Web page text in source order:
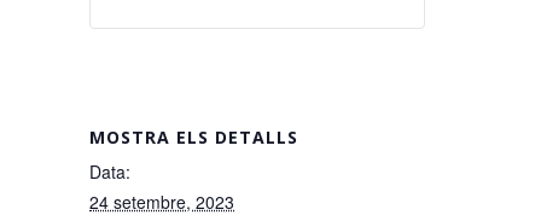
MOSTRA ELS DETALLS
Data:
24 setembre, 2023